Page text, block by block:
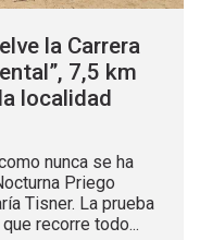
la Carrera
7,5 km
localidad
nunca se ha
Priego
Tisner. La prueba
recorre todo...